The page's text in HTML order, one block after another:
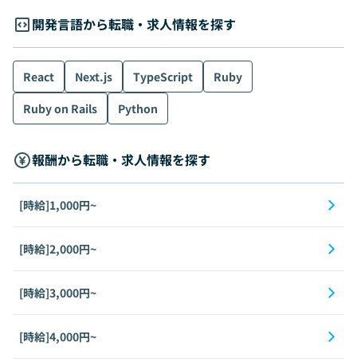
開発言語から転職・求人情報を探す
React Next.js TypeScript
Ruby
Ruby on Rails
Python
報酬から転職・求人情報を探す
[時給]1,000円~
[時給]2,000円~
[時給]3,000円~
[時給]4,000円~